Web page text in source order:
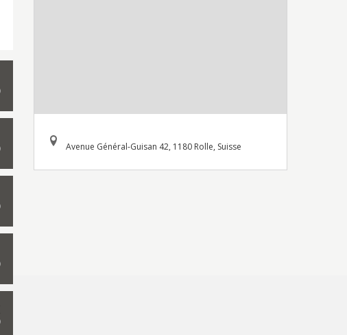
Avenue Général-Guisan 42, 1180 Rolle, Suisse